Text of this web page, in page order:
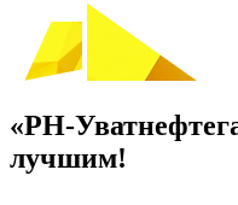
«РН-
лучшим!